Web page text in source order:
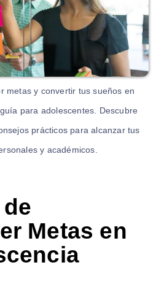
metas y convertir tus sueños en
para adolescentes. Descubre
prácticos para alcanzar tus
y académicos.
Metas en